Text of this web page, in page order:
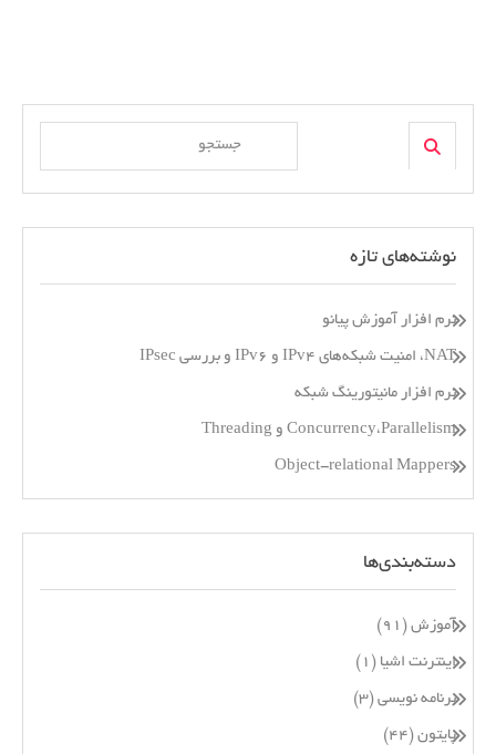
نوشته‌های تازه
نرم افزار آموزش پیانو
NAT، امنیت شبکه‌های IPv4 و IPv6 و بررسی IPsec
نرم افزار مانیتورینگ شبکه
Concurrency،Parallelism و Threading
Object-relational Mappers
دسته‌بندی‌ها
آموزش (۹۱)
اینترنت اشیا (۱)
برنامه نویسی (۳)
پایتون (۴۴)